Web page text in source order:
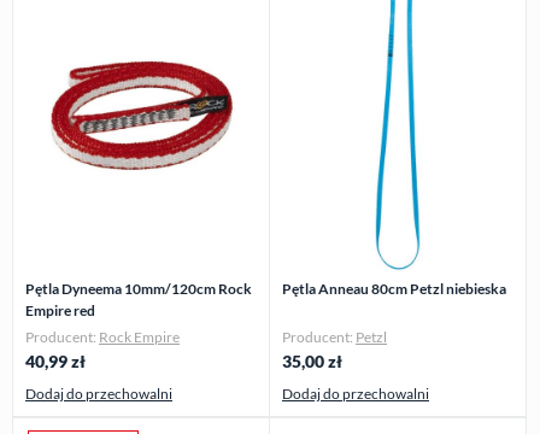
Pętla Dyneema 10mm/120cm Rock
Empire red
Producent: Rock Empire
40,99zł
Dodaj do przechowalni
Pętla Anneau 80cm Petzl niebieska
Producent: Petzl
35,00zł
Dodaj do przechowalni